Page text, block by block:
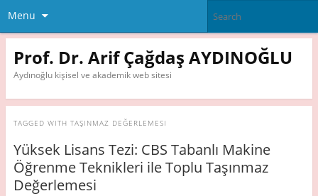
Menu
Prof. Dr. Arif Çağdaş AYDINOĞLU
Aydınoğlu kişisel ve akademik web sitesi
TAGGED WITH TAŞINMAZ DEĞERLEMESI
Yüksek Lisans Tezi: CBS Tabanlı Makine
Öğrenme Teknikleri ile Toplu Taşınmaz
Değerlemesi